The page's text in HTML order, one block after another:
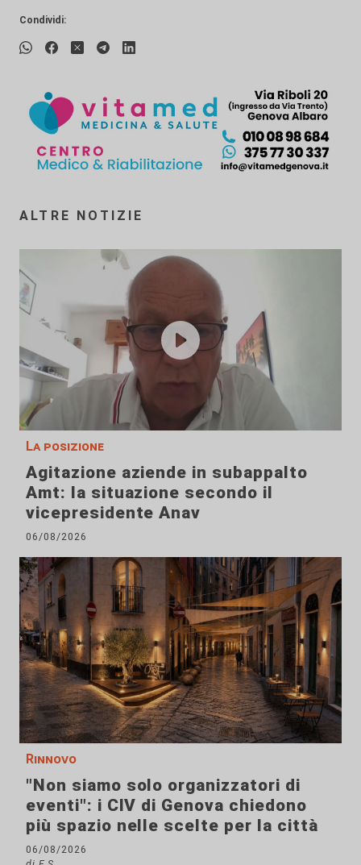
Condividi:
ALTRE NOTIZIE
La posizione
Agitazione aziende in subappalto
Amt: la situazione secondo il
vicepresidente Anav
06/08/2026
Rinnovo
"Non siamo solo organizzatori di
eventi": i CIV di Genova chiedono
più spazio nelle scelte per la città
06/08/2026